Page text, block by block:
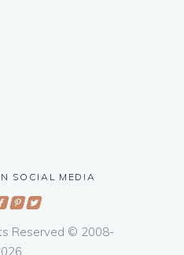
SOCIAL MEDIA
Reserved © 2008-